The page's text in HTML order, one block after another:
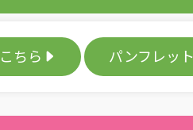
ちら パンフレット